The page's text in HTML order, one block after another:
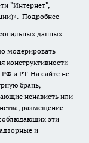
"Интернет",
Подробнее
данных
модерировать
конструктивности
и РТ. На сайте не
брань,
ненависть или
размещение
эти
и